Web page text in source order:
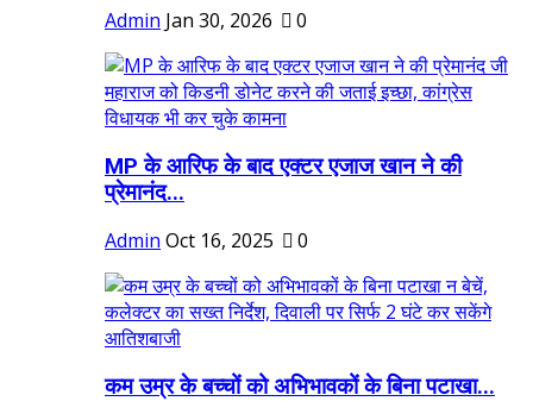
Admin Jan 30, 2026 0
MP के आरिफ के बाद एक्टर एजाज खान ने की
प्रेमानंद...
Admin Oct 16, 2025 0
कम उम्र के बच्चों को अभिभावकों के बिना पटाखा...